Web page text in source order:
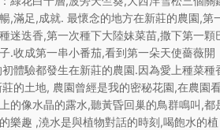
,滿足,成就. 最懷念的地方在新莊的農園,第
迷迭香,第一次種下大陸妹菜苗,撒下第一顆
.收成第一串小番茄,看到第一朵天使薔薇開
體驗都發生在新莊的農園.因為愛上種菜種
的土地, 農園曾經是我的密秘花園,在農園
的像水晶的露水,聽黃昏回巢的鳥群鳴叫,都
樂趣 ,澆水是與植物對話的時刻,喝飽水的植